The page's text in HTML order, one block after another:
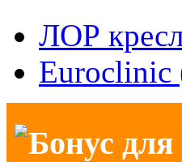
ЛОР
Euroclinic
Бонус